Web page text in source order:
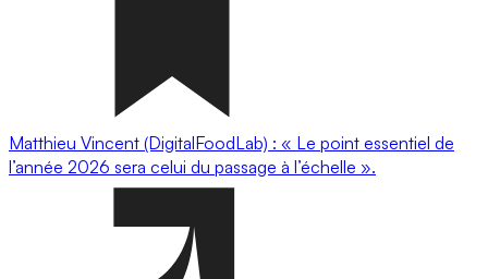
Matthieu Vincent (DigitalFoodLab) : « Le point essentiel de
l’année 2026 sera celui du passage à l’échelle ».